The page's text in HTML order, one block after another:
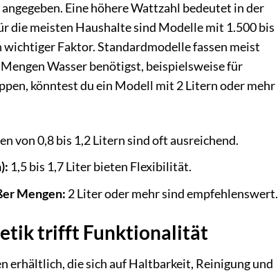
Eine höhere Wattzahl bedeutet in der
die meisten Haushalte sind Modelle mit 1.500 bis
Faktor. Standardmodelle fassen meist
Wasser benötigst, beispielsweise für
könntest du ein Modell mit 2 Litern oder mehr
von 0,8 bis 1,2 Litern sind oft ausreichend.
1,5 bis 1,7 Liter bieten Flexibilität.
Mengen: 2 Liter oder mehr sind empfehlenswert.
trifft Funktionalität
erhältlich, die sich auf Haltbarkeit, Reinigung und